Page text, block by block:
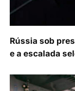
Rússia sob
e a escalada